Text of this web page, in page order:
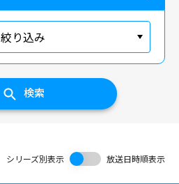
絞り込み
検索
シリーズ別表示 放送日時順表示